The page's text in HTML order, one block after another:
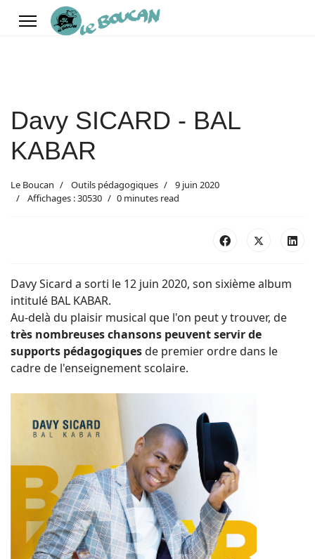
Davy SICARD - BAL
KABAR
Le Boucan Outils pédagogiques
9 juin 2020
Affichages : 30530
0 minutes read
Davy Sicard a sorti le 12 juin 2020, son sixième album
intitulé BAL KABAR.
Au-delà du plaisir musical que l'on peut y trouver, de
très nombreuses chansons peuvent servir de
supports pédagogiquesde premier ordre dans le
cadre de l'enseignement scolaire.